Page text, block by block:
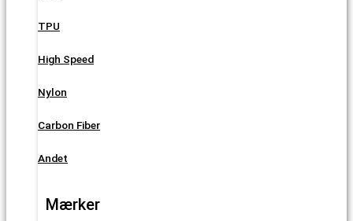
TPU
High Speed
Nylon
Carbon Fiber
Andet
Mærker